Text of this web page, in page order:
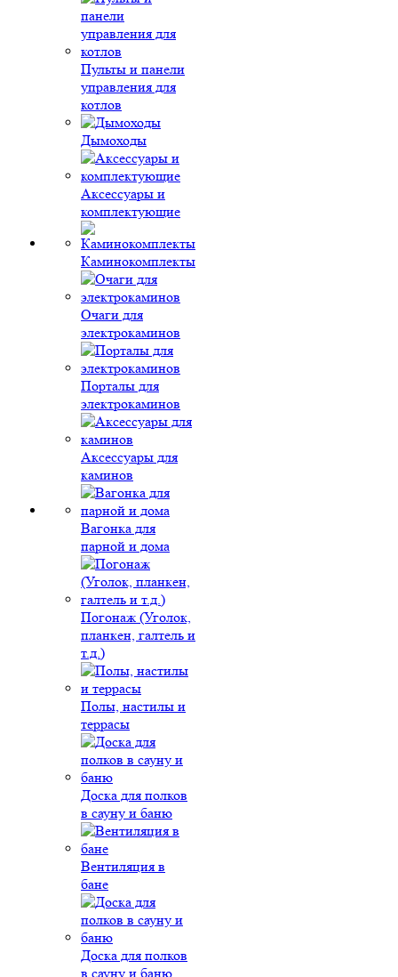
Пульты и панели
управления для
котлов
Дымоходы
Аксессуары и
комплектующие
Каминокомплекты
Очаги для
электрокаминов
Порталы для
электрокаминов
Аксессуары для
каминов
Вагонка для
парной и дома
Погонаж (Уголок,
планкен, галтель и
т.д.)
Полы, настилы и
террасы
Доска для полков
в сауну и баню
Вентиляция в
бане
Доска для полков
в сауну и баню